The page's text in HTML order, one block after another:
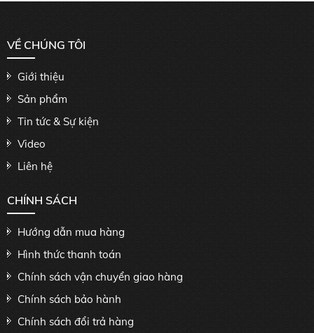
VỀ CHÚNG TÔI
Giới thiệu
Sản phẩm
Tin tức & Sự kiện
Video
Liên hệ
CHÍNH SÁCH
Hướng dẫn mua hàng
Hình thức thanh toán
Chính sách vận chuyển giao hàng
Chính sách bảo hành
Chính sách đổi trả hàng